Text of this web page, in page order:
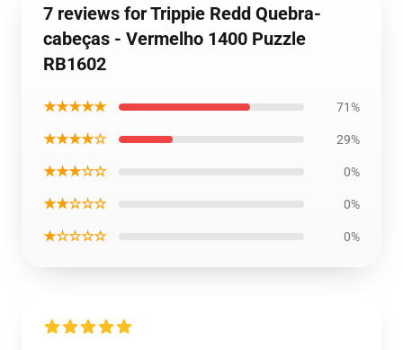
7 reviews for Trippie Redd Quebra-
cabeças - Vermelho 1400 Puzzle
RB1602
★★★★★ 71%
★★★★☆ 29%
★★★☆☆ 0%
★★☆☆☆ 0%
★☆☆☆☆ 0%